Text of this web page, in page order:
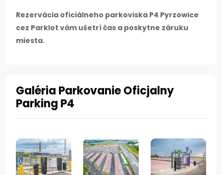
Rezervácia oficiálneho parkoviska P4 Pyrzowice
cez Parklot vám ušetrí čas a poskytne záruku
miesta.
Galéria Parkovanie Oficjalny
Parking P4